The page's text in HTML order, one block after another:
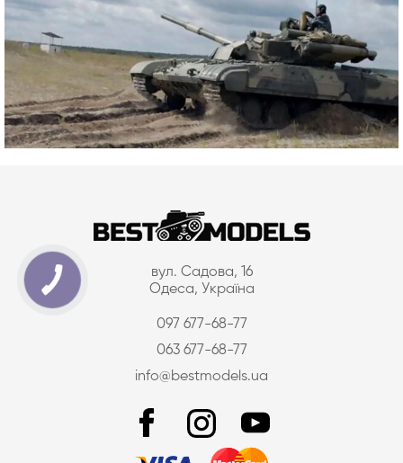
вул. Садова, 16
Одеса, Україна
097 677-68-77
063 677-68-77
info@bestmodels.ua